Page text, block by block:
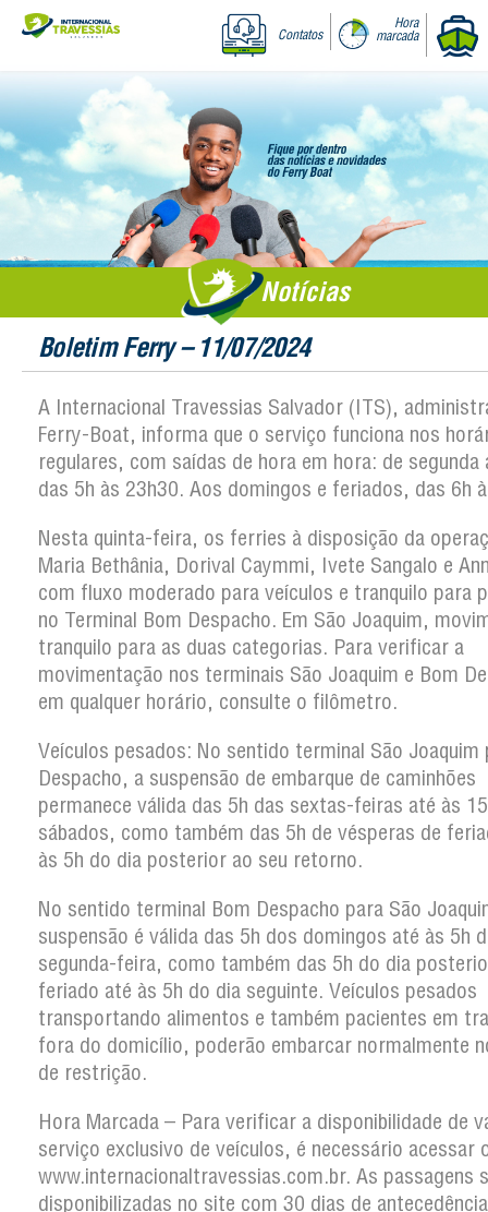
Contatos
Hora
marcada
Notícias
Boletim Ferry – 11/07/2024
A Internacional Travessias Salvador (ITS),
Ferry-Boat, informa que o serviço funciona nos
regulares, com saídas de hora em hora: de segunda
das 5h às 23h30. Aos domingos e feriados, das 6h
Nesta quinta-feira, os ferries à disposição da
Maria Bethânia, Dorival Caymmi, Ivete Sangalo e
com fluxo moderado para veículos e tranquilo para
no Terminal Bom Despacho. Em São Joaquim,
tranquilo para as duas categorias. Para verificar a
movimentação nos terminais São Joaquim e Bom
em qualquer horário, consulte o filômetro.
Veículos pesados: No sentido terminal São Joaquim
Despacho, a suspensão de embarque de caminhões
permanece válida das 5h das sextas-feiras até às
sábados, como também das 5h de vésperas de
às 5h do dia posterior ao seu retorno.
No sentido terminal Bom Despacho para São
suspensão é válida das 5h dos domingos até às 5h
segunda-feira, como também das 5h do dia
feriado até às 5h do dia seguinte. Veículos pesados
transportando alimentos e também pacientes em
fora do domicílio, poderão embarcar normalmente
de restrição.
Hora Marcada – Para verificar a disponibilidade de
serviço exclusivo de veículos, é necessário acessar
www.internacionaltravessias.com.br. As passagens
disponibilizadas no site com 30 dias de